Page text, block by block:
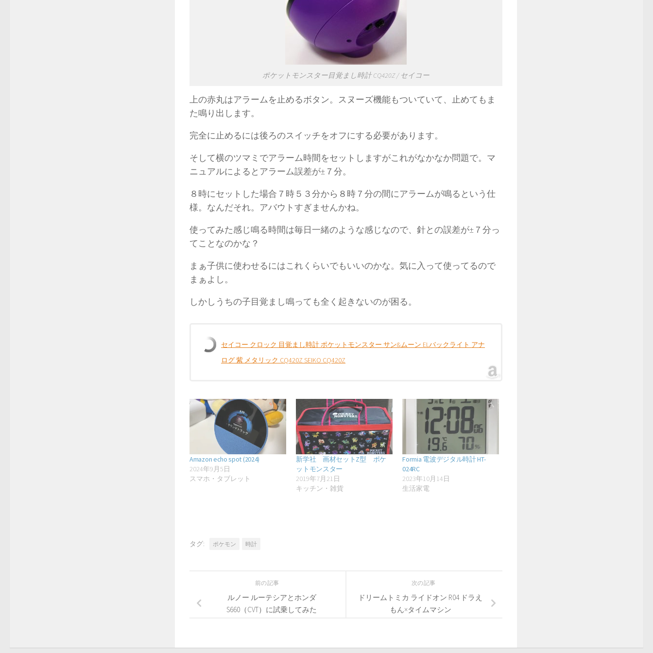
ポケットモンスター目覚まし時計 CQ420Z / セイコー
上の赤丸はアラームを止めるボタン。スヌーズ機能もついていて、止めてもま
た鳴り出します。
完全に止めるには後ろのスイッチをオフにする必要があります。
そして横のツマミでアラーム時間をセットしますがこれがなかなか問題で。マ
ニュアルによるとアラーム誤差が±７分。
８時にセットした場合７時５３分から８時７分の間にアラームが鳴るという仕
様。なんだそれ。アバウトすぎませんかね。
使ってみた感じ鳴る時間は毎日一緒のような感じなので、針との誤差が±７分っ
てことなのかな？
まぁ子供に使わせるにはこれくらいでもいいのかな。気に入って使ってるので
まぁよし。
しかしうちの子目覚まし鳴っても全く起きないのが困る。
セイコー クロック 目覚まし時計 ポケットモンスター サン&ムーン ELバックライト アナ
ログ 紫 メタリック CQ420Z SEIKO CQ420Z
Amazon echo spot (2024)
2024年9月5日
スマホ・タブレット
新学社 画材セットZ型 ポケ
ットモンスター
2019年7月21日
キッチン・雑貨
Formia 電波デジタル時計 HT-
024RC
2023年10月14日
生活家電
タグ: ポケモン 時計
次の記事
ドリームトミカ ライドオン R04 ドラえ
もん×タイムマシン
前の記事
ルノー ルーテシアとホンダ
S660（CVT）に試乗してみた